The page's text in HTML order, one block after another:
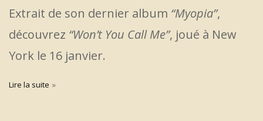
Extrait de son dernier album “Myopia”,
découvrez “Won’t You Call Me”, joué à New
York le 16 janvier.
Lire la suite